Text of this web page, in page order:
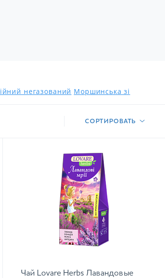
негазований Моршинська зі
СОРТИРОВАТЬ
Чай Lovare Herbs Лавандовые